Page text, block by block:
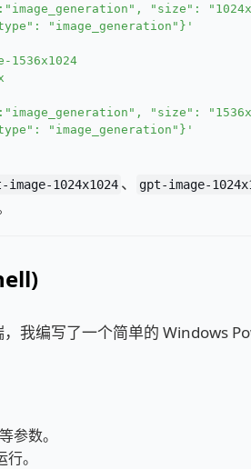
"size":
"image_generation"}'
1536x1024
"size":
"image_generation"}'
image-1024x1024 、 gpt-image-
我编写了一个简单的 Windows
等参数。
。